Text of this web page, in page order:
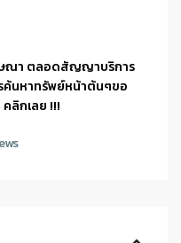
ษณา ตลอดสัญญาบริการ
ค้นหาทรัพย์หน้าต้นๆขอ
คลิกเลย !!!